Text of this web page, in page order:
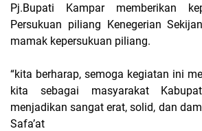
Pj.Bupati Kampar memberikan
Persukuan piliang Kenegerian
mamak kepersukuan piliang.
“kita berharap, semoga kegiatan ini
kita sebagai masyarakat
menjadikan sangat erat, solid, dan
Safa’at